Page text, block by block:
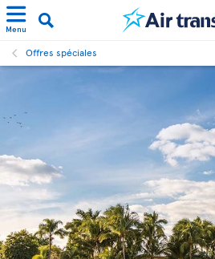
Menu
Offres spéciales